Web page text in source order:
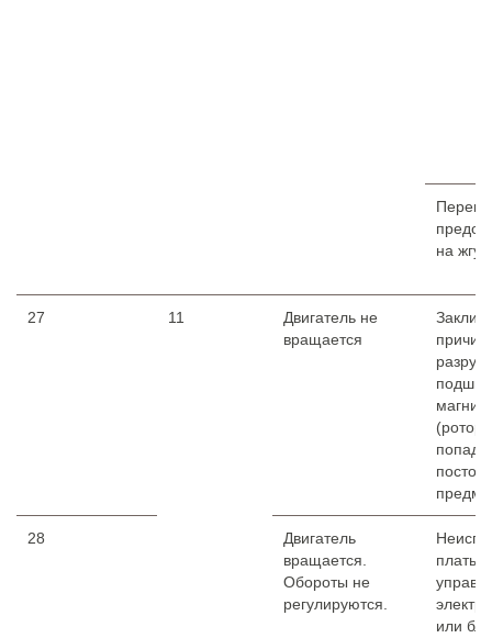
на
27 11
Двигатель не
вращается
28
Двигатель
вращается.
Обороты не
регулируются.
платы
или